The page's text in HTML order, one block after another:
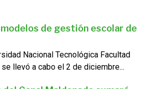
de gestión escolar de
Nacional Tecnológica Facultad
se llevó a cabo el 2 de diciembre...